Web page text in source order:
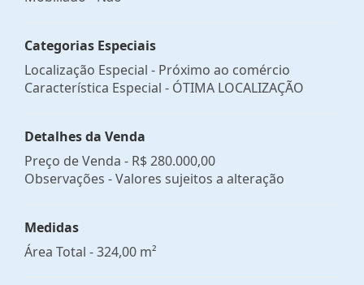
Categorias Especiais
Localização Especial - Próximo ao comércio
Característica Especial - ÓTIMA LOCALIZAÇÃO
Detalhes da Venda
Preço de Venda - R$ 280.000,00
Observações - Valores sujeitos a alteração
Medidas
Área Total - 324,00 m²